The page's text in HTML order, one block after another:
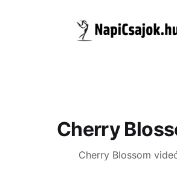
Cherry
Cherry Blossom